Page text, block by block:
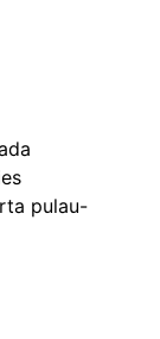
pulau-